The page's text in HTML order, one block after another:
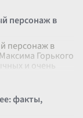
персонаж в
персонаж в
Горького
и очень
факты,